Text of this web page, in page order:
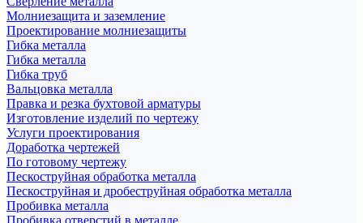
Молниезащита и заземление
Проектирование молниезащиты
Гибка металла
Гибка металла
Гибка труб
Вальцовка металла
Правка и резка бухтовой арматуры
Изготовление изделий по чертежу
Услуги проектирования
Доработка чертежей
По готовому чертежу
Пескоструйная обработка металла
Пескоструйная и дробеструйная обработка металла
Пробивка металла
Пробивка отверстий в металле